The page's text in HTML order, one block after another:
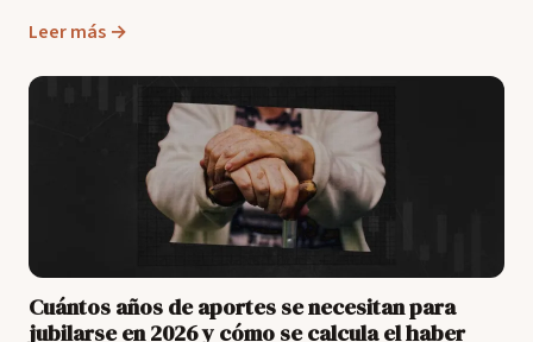
Leer más →
Cuántos años de aportes se necesitan para
jubilarse en 2026 y cómo se calcula el haber